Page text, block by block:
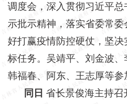
调度会，深入贯彻习近平
示批示精神，落实省委常
好打赢疫情防控硬仗，坚决
标任务。吴靖平、刘金波、
韩福春、阿东、王志厚等参
同日 省长景俊海主持召